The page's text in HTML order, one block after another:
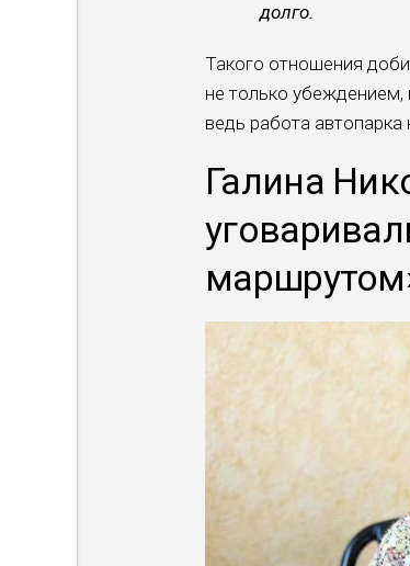
долго.
Такого отношения
не только
ведь работа
Галина